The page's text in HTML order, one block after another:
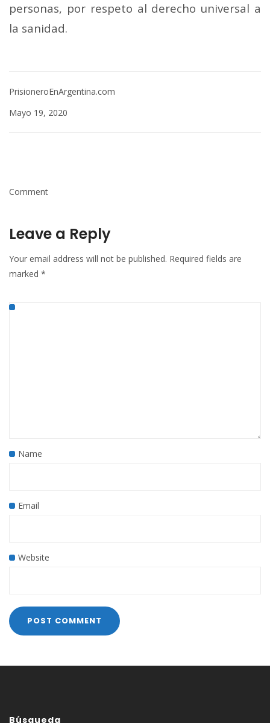
personas, por respeto al derecho universal a
la sanidad.
PrisioneroEnArgentina.com
Mayo 19, 2020
Comment
Leave a Reply
Your email address will not be published. Required fields are
marked *
Name
Email
Website
Búsqueda